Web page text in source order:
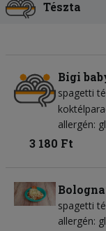
Tészta
Bigi
spagetti
allergén:
3 180 Ft
spagetti
allergén: